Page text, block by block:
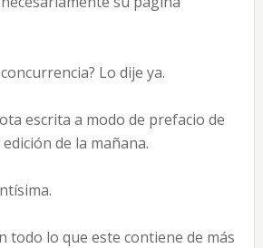
Lo dije ya.
escrita a modo de prefacio de
de la mañana.
todo lo que este contiene de más